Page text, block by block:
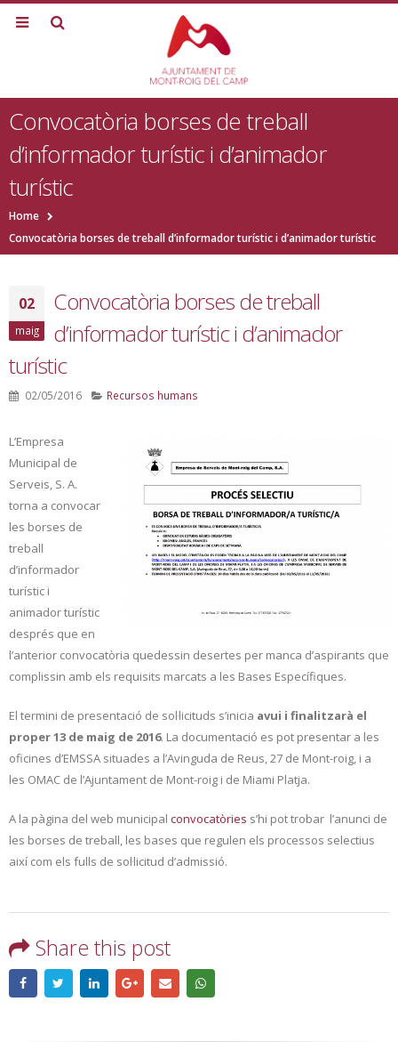
Convocatòria borses de treball
d’informador turístic i d’animador
turístic
Home
Convocatòria borses de treball d’informador turístic i d’animador turístic
02
maig
Convocatòria borses de treball
d’informador turístic i d’animador
turístic
02/05/2016 Recursos humans
L’Empresa
Municipal de
Serveis, S. A.
torna a convocar
les borses de
treball
d’informador
turístic i
animador turístic
després que en
l’anterior convocatòria quedessin desertes per manca d’aspirants que
complissin amb els requisits marcats a les Bases Específiques.
El termini de presentació de sol·licituds s’inicia avui i finalitzarà el
proper 13 de maig de 2016. La documentació es pot presentar a les
oficines d’EMSSA situades a l’Avinguda de Reus, 27 de Mont-roig, i a
les OMAC de l’Ajuntament de Mont-roig i de Miami Platja.
A la pàgina del web municipal convocatòries s’hi pot trobar l’anunci de
les borses de treball, les bases que regulen els processos selectius
així com els fulls de sol·licitud d’admissió.
Share this post